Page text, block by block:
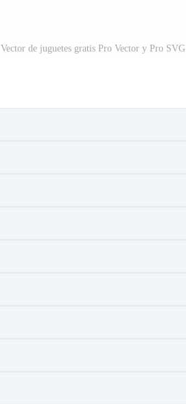
Vector de juguetes gratis Pro Vector y Pro SVG